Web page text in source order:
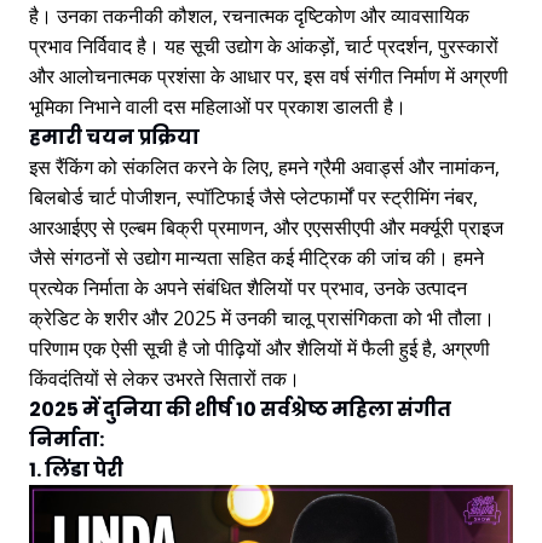
है। उनका तकनीकी कौशल, रचनात्मक दृष्टिकोण और व्यावसायिक
प्रभाव निर्विवाद है। यह सूची उद्योग के आंकड़ों, चार्ट प्रदर्शन, पुरस्कारों
और आलोचनात्मक प्रशंसा के आधार पर, इस वर्ष संगीत निर्माण में अग्रणी
भूमिका निभाने वाली दस महिलाओं पर प्रकाश डालती है।
हमारी चयन प्रक्रिया
इस रैंकिंग को संकलित करने के लिए, हमने ग्रैमी अवार्ड्स और नामांकन,
बिलबोर्ड चार्ट पोजीशन, स्पॉटिफाई जैसे प्लेटफार्मों पर स्ट्रीमिंग नंबर,
आरआईएए से एल्बम बिक्री प्रमाणन, और एएससीएपी और मर्क्यूरी प्राइज
जैसे संगठनों से उद्योग मान्यता सहित कई मीट्रिक की जांच की। हमने
प्रत्येक निर्माता के अपने संबंधित शैलियों पर प्रभाव, उनके उत्पादन
क्रेडिट के शरीर और 2025 में उनकी चालू प्रासंगिकता को भी तौला।
परिणाम एक ऐसी सूची है जो पीढ़ियों और शैलियों में फैली हुई है, अग्रणी
किंवदंतियों से लेकर उभरते सितारों तक।
2025 में दुनिया की शीर्ष 10 सर्वश्रेष्ठ महिला संगीत
निर्माता:
1. लिंडा पेरी